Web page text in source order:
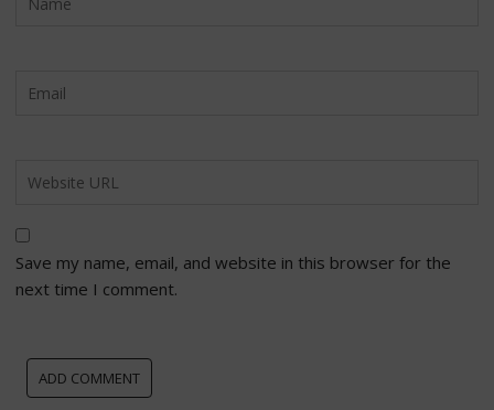
Save my name, email, and website in this browser for the
next time I comment.